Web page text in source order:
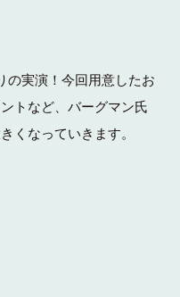
の実演！今回用意したお
トなど、バーグマン氏
くなっていきます。